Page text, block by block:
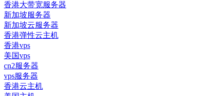
香港大带宽服务器
新加坡服务器
新加坡云服务器
香港弹性云主机
香港vps
美国vps
cn2服务器
vps服务器
香港云主机